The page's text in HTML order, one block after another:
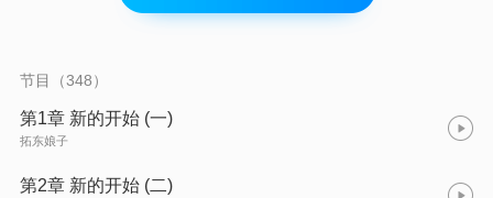
节目（348）
第1章 新的开始 (一)
拓东娘子
第2章 新的开始 (二)